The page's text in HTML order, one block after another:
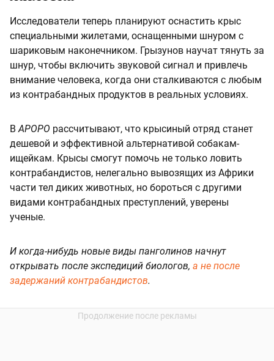
Исследователи теперь планируют оснастить крыс
специальными жилетами, оснащенными шнуром с
шариковым наконечником. Грызунов научат тянуть за
шнур, чтобы включить звуковой сигнал и привлечь
внимание человека, когда они сталкиваются с любым
из контрабандных продуктов в реальных условиях.
В APOPO рассчитывают, что крысиный отряд станет
дешевой и эффективной альтернативой собакам-
ищейкам. Крысы смогут помочь не только ловить
контрабандистов, нелегально вывозящих из Африки
части тел диких животных, но бороться с другими
видами контрабандных преступлений, уверены
ученые.
И когда-нибудь новые виды панголинов начнут
открывать после экспедиций биологов, а не после
задержаний контрабандистов.